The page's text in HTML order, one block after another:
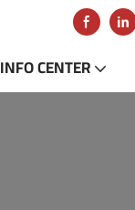
INFO CENTER